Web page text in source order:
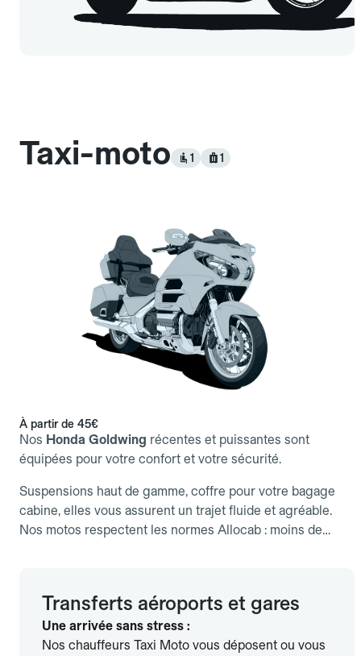
Taxi-moto 1 1
À partir de 45€
Nos Honda Goldwing récentes et puissantes sont
équipées pour votre confort et votre sécurité.
Suspensions haut de gamme, coffre pour votre bagage
cabine, elles vous assurent un trajet fluide et agréable.
Nos motos respectent les normes Allocab : moins de
Transferts aéroports et gares
Une arrivée sans stress :
Nos chauffeurs Taxi Moto vous déposent ou vous